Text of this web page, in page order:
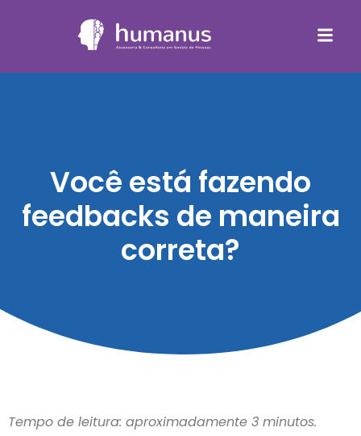
Você está fazendo
feedbacks de maneira
correta?
Tempo de leitura: aproximadamente 3 minutos.